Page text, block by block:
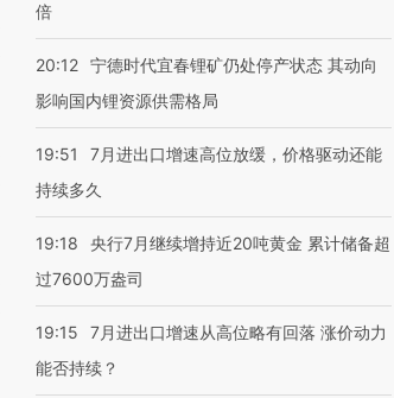
倍
20:12 宁德时代宜春锂矿仍处停产状态 其动向
影响国内锂资源供需格局
19:51
7月进出口增速高位放缓，价格驱动还能
持续多久
19:18
央行7月继续增持近20吨黄金 累计储备超
过7600万盎司
19:15
7月进出口增速从高位略有回落 涨价动力
能否持续？